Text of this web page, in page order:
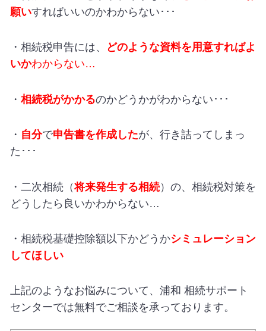
願いすればいいのかわからない･･･
・相続税申告には、
どのような資料を用意すればよ
いかわからない…
・ 相続税がかかるのかどうかがわからない･･･
・ 自分で申告書を作成したが、行き詰ってしまっ
た･･･
・二次相続（将来発生する相続）の、相続税対策を
どうしたら良いかわからない…
・相続税基礎控除額以下かどうかシミュレーション
してほしい
上記のようなお悩みについて、浦和 相続サポート
センターでは無料でご相談を承っております。